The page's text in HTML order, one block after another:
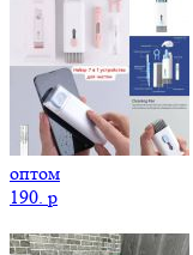
оптом
190. p